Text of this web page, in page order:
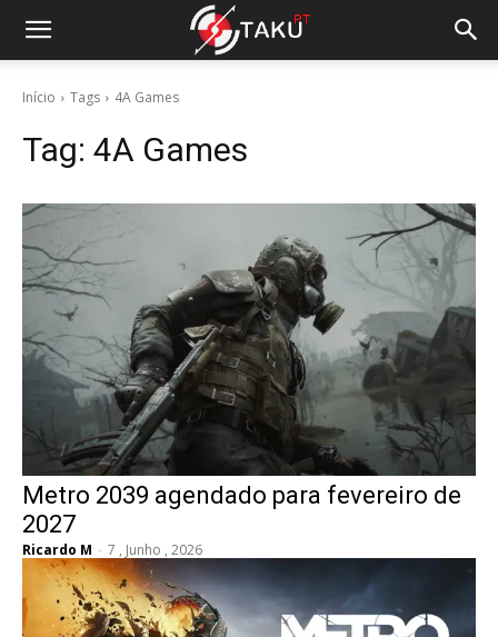
Início Tags 4A Games
Tag: 4A Games
Metro 2039 agendado para fevereiro de
2027
Ricardo M - 7 , Junho , 2026